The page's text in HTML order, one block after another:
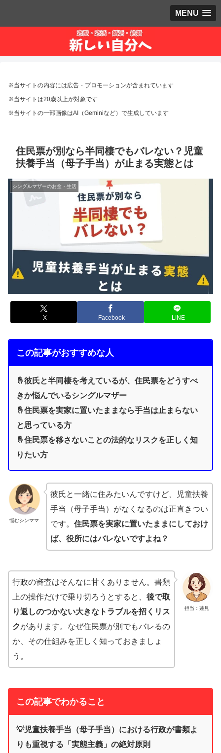
MENU
※当サイトの内容には広告・プロモーションが含まれています
※当サイトは20歳以上が対象です
※当サイトの一部画像はAI（Geminiなど）で生成しています
住民票が別なら半同棲でもバレない？児童
扶養手当（母子手当）が止まる実態とは
シングルマザーのお金・生活
X Facebook LINE
この記事がおすすめな人
🤞彼氏と半同棲を考えているが、住民票をどうすべ
きか悩んでいるシングルマザー
🤞住民票を実家に置いたままなら手当は止まらない
と思っている方
🤞住民票を移さないことの法的なリスクを正しく知
りたい方
悩むシンママ
彼氏と一緒に住みたいんですけど、児童扶養
手当（母子手当）がなくなるのは正直きつい
です。 住民票を実家に置いたままにしておけ
ば、役所にはバレないですよね？
担当：蓮見
行政の審査はそんなに甘くありません。書類
上の操作だけで乗り切ろうとすると、 後で取
り返しのつかない大きなトラブルを招くリス
クがあります。なぜ住民票が別でもバレるの
か、その仕組みを正しく知っておきましょ
う。
この記事でわかること
💡児童扶養手当（母子手当）における行政が書類よ
りも重視する「実態主義」の絶対原則